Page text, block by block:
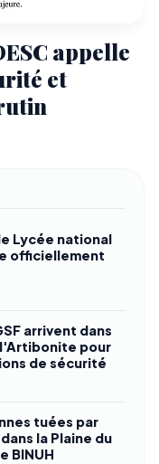
appelle
et
Lycée national
officiellement
arrivent dans
pour
de sécurité
tuées par
la Plaine du
BINUH